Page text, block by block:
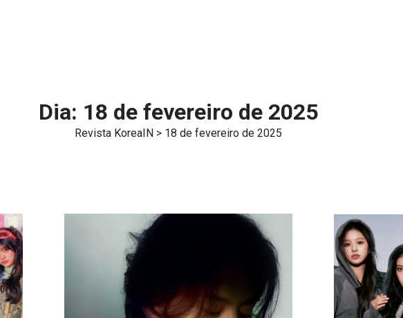
Dia: 18 de fevereiro de 2025
Revista KoreaIN > 18 de fevereiro de 2025